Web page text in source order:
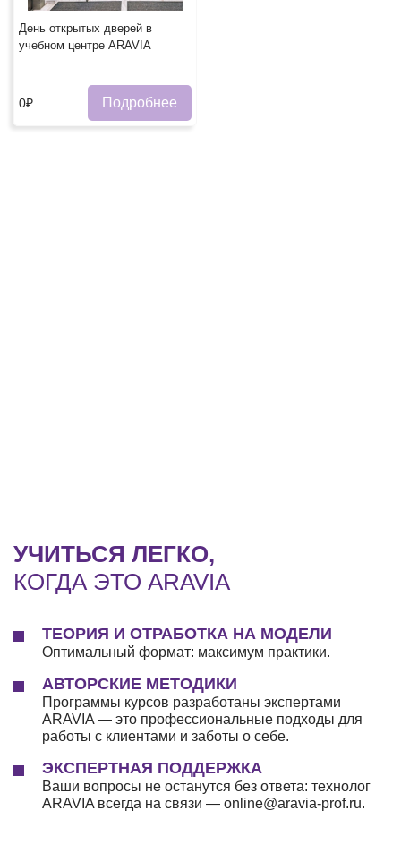
День открытых дверей в
учебном центре ARAVIA
0₽ Подробнее
УЧИТЬСЯ ЛЕГКО,
КОГДА ЭТО ARAVIA
ТЕОРИЯ И ОТРАБОТКА НА МОДЕЛИ
Оптимальный формат: максимум практики.
АВТОРСКИЕ МЕТОДИКИ
Программы курсов разработаны экспертами
ARAVIA — это профессиональные подходы для
работы с клиентами и заботы о себе.
ЭКСПЕРТНАЯ ПОДДЕРЖКА
Ваши вопросы не останутся без ответа: технолог
ARAVIA всегда на связи — online@aravia-prof.ru.